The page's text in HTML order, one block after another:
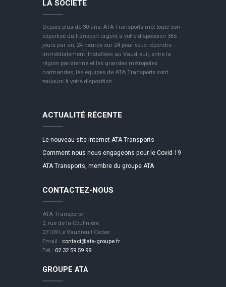
LA SOCIÉTÉ
Depuis plus de 30 ans, ATA Transports met toute son
expertise du transport urgent à votre disposition 365
jours par an, 24 heures sur 24 pour vous répondre
immédiatement. Installées au Vaudreuil, entre la
région parisienne et les grandes métropoles
normandes, les équipes de ATA Transports sont
toujours à votre disposition.
ACTUALITÉ RÉCENTE
Le nouveau site internet ATA Transports
Comment nous nous engageons pour le Covid-19
ATA Transports, membre du groupe ATA
CONTACTEZ-NOUS
ATA Transports
2, rue de la Coulinière
27109 Le Vaudreuil Cedex
Email : contact@ata-groupe.fr
Tél : 02 32 59 59 99
GROUPE ATA